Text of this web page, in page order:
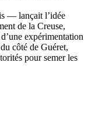
— lançait l’idée
de la Creuse,
expérimentation
côté de Guéret,
pour semer les